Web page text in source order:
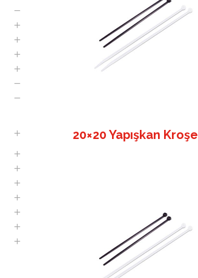
20×20 Yapışkan Kroşe